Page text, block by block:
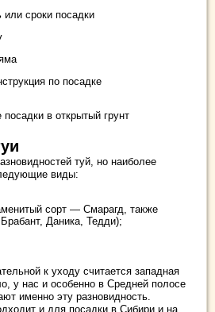
или сроки посадки
по посадке
в открытый грунт
туй, но наиболее
виды:
сорт — Смарагд, также
Даника, Тедди);
к уходу считается западная
у нас и особенно в Средней полосе
именно эту разновидность.
и для посадки в Сибири и на